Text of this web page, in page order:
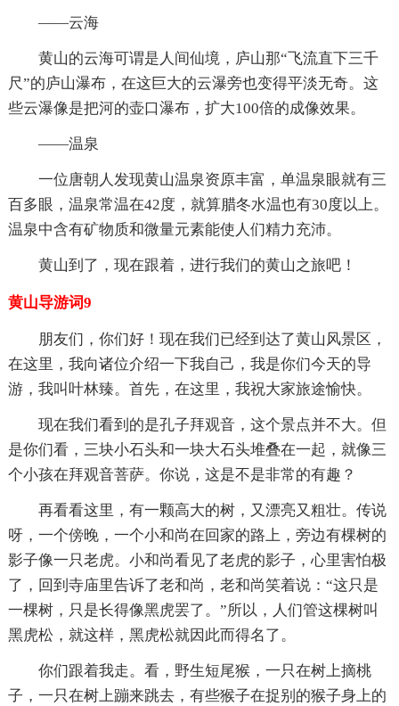
——云海
黄山的云海可谓是人间仙境，庐山那“飞流直下三千
尺”的庐山瀑布，在这巨大的云瀑旁也变得平淡无奇。这
些云瀑像是把河的壶口瀑布，扩大100倍的成像效果。
——温泉
一位唐朝人发现黄山温泉资原丰富，单温泉眼就有三
百多眼，温泉常温在42度，就算腊冬水温也有30度以上。
温泉中含有矿物质和微量元素能使人们精力充沛。
黄山到了，现在跟着，进行我们的黄山之旅吧！
黄山导游词9
朋友们，你们好！现在我们已经到达了黄山风景区，
在这里，我向诸位介绍一下我自己，我是你们今天的导
游，我叫叶林臻。首先，在这里，我祝大家旅途愉快。
现在我们看到的是孔子拜观音，这个景点并不大。但
是你们看，三块小石头和一块大石头堆叠在一起，就像三
个小孩在拜观音菩萨。你说，这是不是非常的有趣？
再看看这里，有一颗高大的树，又漂亮又粗壮。传说
呀，一个傍晚，一个小和尚在回家的路上，旁边有棵树的
影子像一只老虎。小和尚看见了老虎的影子，心里害怕极
了，回到寺庙里告诉了老和尚，老和尚笑着说：“这只是
一棵树，只是长得像黑虎罢了。”所以，人们管这棵树叫
黑虎松，就这样，黑虎松就因此而得名了。
你们跟着我走。看，野生短尾猴，一只在树上摘桃
子，一只在树上蹦来跳去，有些猴子在捉别的猴子身上的